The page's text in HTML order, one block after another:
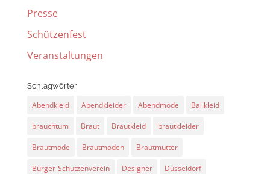
Presse
Schützenfest
Veranstaltungen
Schlagwörter
Abendkleid Abendkleider Abendmode Ballkleid
brauchtum Braut Brautkleid brautkleider
Brautmode Brautmoden Brautmutter
Bürger-Schützenverein Designer Düsseldorf